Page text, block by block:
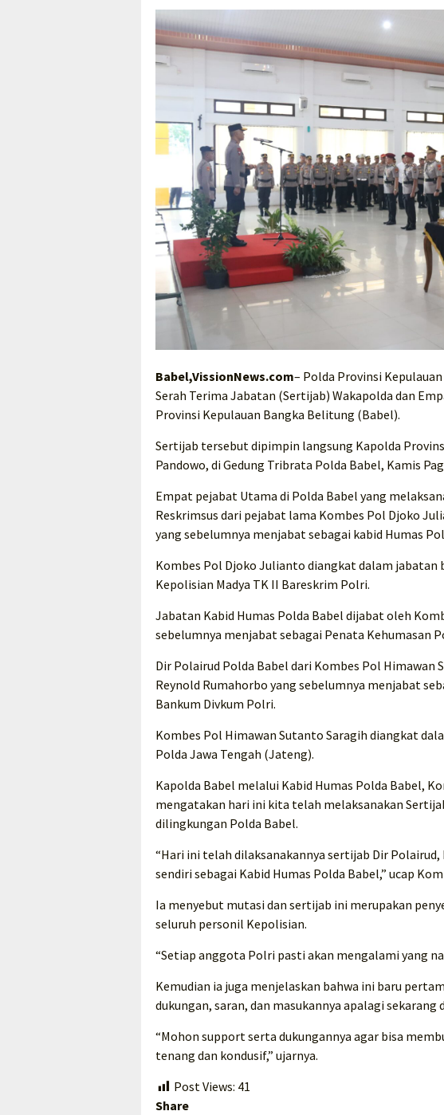
Babel,VissionNews.com– Polda Provinsi
Serah Terima Jabatan (Sertijab) Wakapolda dan
Provinsi Kepulauan Bangka Belitung (Babel).
Sertijab tersebut dipimpin langsung Kapolda
Pandowo, di Gedung Tribrata Polda Babel, Kamis
Empat pejabat Utama di Polda Babel yang
Reskrimsus dari pejabat lama Kombes Pol Djoko
yang sebelumnya menjabat sebagai kabid Humas
Kombes Pol Djoko Julianto diangkat dalam jabatan
Kepolisian Madya TK II Bareskrim Polri.
Jabatan Kabid Humas Polda Babel dijabat oleh
sebelumnya menjabat sebagai Penata Kehumasan
Dir Polairud Polda Babel dari Kombes Pol Himawan
Reynold Rumahorbo yang sebelumnya menjabat
Bankum Divkum Polri.
Kombes Pol Himawan Sutanto Saragih diangkat
Polda Jawa Tengah (Jateng).
Kapolda Babel melalui Kabid Humas Polda Babel,
mengatakan hari ini kita telah melaksanakan
dilingkungan Polda Babel.
“Hari ini telah dilaksanakannya sertijab Dir Polairud,
sendiri sebagai Kabid Humas Polda Babel,” ucap
Ia menyebut mutasi dan sertijab ini merupakan
seluruh personil Kepolisian.
“Setiap anggota Polri pasti akan mengalami yang
Kemudian ia juga menjelaskan bahwa ini baru
dukungan, saran, dan masukannya apalagi
“Mohon support serta dukungannya agar bisa
tenang dan kondusif,” ujarnya.
Post Views: 41
Share